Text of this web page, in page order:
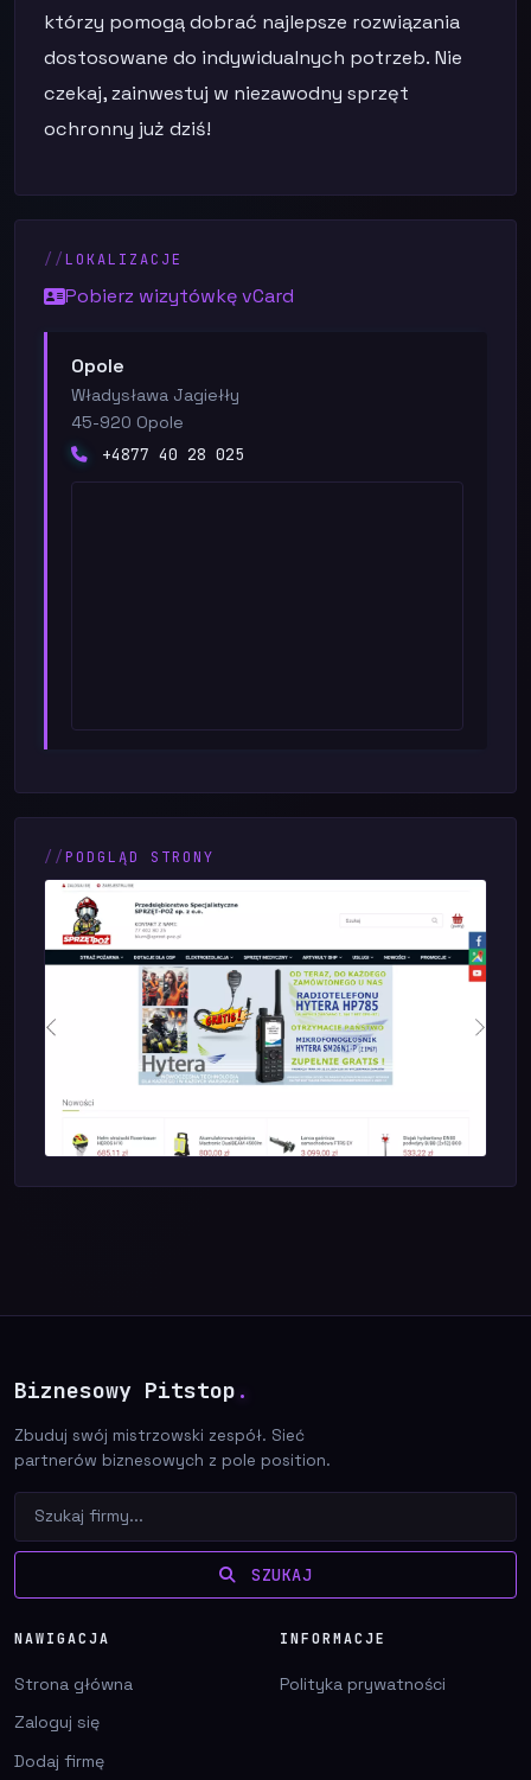
którzy pomogą dobrać najlepsze rozwiązania
dostosowane do indywidualnych potrzeb. Nie
czekaj, zainwestuj w niezawodny sprzęt
ochronny już dziś!
LOKALIZACJE
Pobierz wizytówkę vCard
Opole
Władysława Jagiełły
45-920 Opole
+4877 40 28 025
PODGLĄD STRONY
Biznesowy Pitstop .
Zbuduj swój mistrzowski zespół. Sieć
partnerów biznesowych z pole position.
SZUKAJ
NAWIGACJA
Strona główna
Zaloguj się
Dodaj firmę
INFORMACJE
Polityka prywatności